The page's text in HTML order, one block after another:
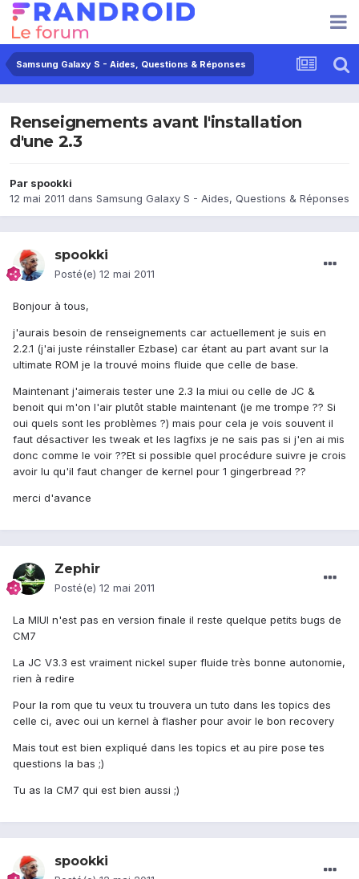
Samsung Galaxy S - Aides, Questions & Réponses
Renseignements avant l'installation
d'une 2.3
Par spookki
12 mai 2011 dans Samsung Galaxy S - Aides, Questions & Réponses
spookki
Posté(e) 12 mai 2011
Bonjour à tous,
j'aurais besoin de renseignements car actuellement je suis en
2.2.1 (j'ai juste réinstaller Ezbase) car étant au part avant sur la
ultimate ROM je la trouvé moins fluide que celle de base.
Maintenant j'aimerais tester une 2.3 la miui ou celle de JC &
benoit qui m'on l'air plutôt stable maintenant (je me trompe ?? Si
oui quels sont les problèmes ?) mais pour cela je vois souvent il
faut désactiver les tweak et les lagfixs je ne sais pas si j'en ai mis
donc comme le voir ??Et si possible quel procédure suivre je crois
avoir lu qu'il faut changer de kernel pour 1 gingerbread ??
merci d'avance
Zephir
Posté(e) 12 mai 2011
La MIUI n'est pas en version finale il reste quelque petits bugs de
CM7
La JC V3.3 est vraiment nickel super fluide très bonne autonomie,
rien à redire
Pour la rom que tu veux tu trouvera un tuto dans les topics des
celle ci, avec oui un kernel à flasher pour avoir le bon recovery
Mais tout est bien expliqué dans les topics et au pire pose tes
questions la bas ;)
Tu as la CM7 qui est bien aussi ;)
spookki